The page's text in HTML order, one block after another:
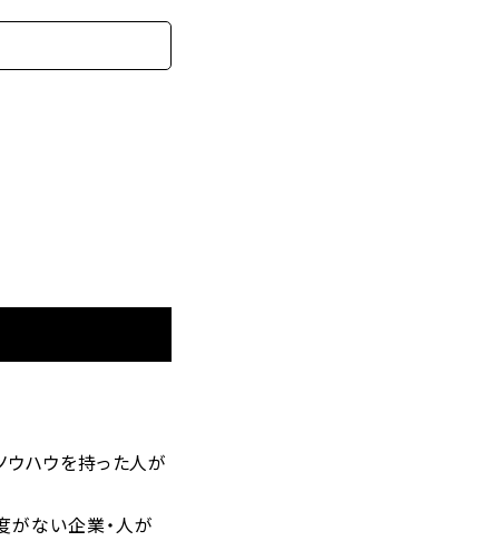
ウハウを持った人が
がない企業・人が